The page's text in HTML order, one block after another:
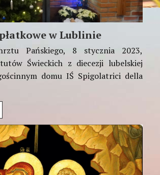
życia stawiajcie Błogosławieństwa,
w Lublinie
Pańskiego, 8 stycznia 2023,
Świeckich z diecezji lubelskiej
domu IŚ Spigolatrici della